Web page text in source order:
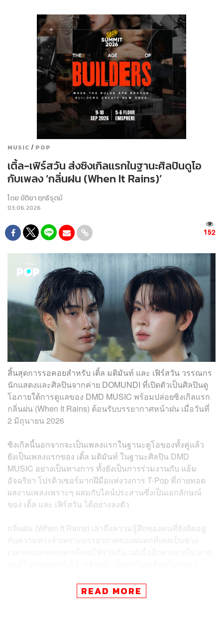
MUSIC / POP
เติ้ล-เฟิร์สวัน ส่งซิงเกิลแรกในฐานะศิลปินดูโอ
กับเพลง ‘กลิ่นฝน (When It Rains)’
โดย ขัติยา ฤทธิรุตม์
03.06.2026
152
สิ้นสุดการรอคอยสำหรับ เติ้ล มติมันท์ และ เฟิร์สวัน วรรณกร
นักแสดงและศิลปินจากค่าย DOMUNDI ที่เปิดตัวเป็นศิลปินดู
โอภายใต้การดูแลของ DMD MUSIC พร้อมปล่อยซิงเกิลแรก
กลิ่นฝน (When It Rains) ต้อนรับบรรยากาศหน้าฝน เมื่อวันที่
2 มิถุนายน 2026
ซิงเกิลนี้นอกจากจะเป็นเพลงแรกในฐานะดูโอของทั้งคู่แล้ว
ยังเป็นเพลงแรกของ เติ้ล มติมันท์ ในฐานะศิลปิน DMD
MUSIC อย่างเป็นทางการ ทั้งยังเป็นการร่วมงานกับ แอ้ม
อัจฉริยา โปรดิวเซอร์มากฝีมือแห่งวงการ T-Pop ที่ถ่ายทอด
ผลงานเพลงเพราะๆ ผสมกับไลน์ประสานซึ่งเป็นเอกลักษณ์
ของ เติ้ล และ เฟิร์สวัน ได้อย่างลงตัว
กลิ่นฝน (When It Rains) เล่าถึงความรู้สึกของคนที่ยังติดอยู่
กับความทรงจำเพราะบรรยากาศของฝนตกที่เคยเป็นช่วง
เมโลดี้ Pop Ballad ผสมกลิ่นอายบรรยากาศของเสียงฝนที่ทำ
ให้ค่อยๆ พาผู้ฟังจมลึกไปกับอารมณ์เศร้า ความเงียบ และการ
READ MORE